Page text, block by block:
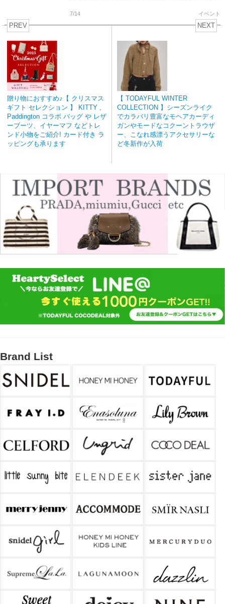
7/14 イベント
PREV
贈り物におすすめ♪【 クリスマス
ギフト セレクション 】 KITTY ,
Paddington コラボ バッグ や レザ
ーブーツ、イヤーマフ などトレ
ンド小物をご紹介! カード付き ラ
ッピングも承ります
NEXT
【 TODAYFUL WINTER
COLLECTION 】シーズンライク
でカラバリ豊富なモヘアカーディ
ガンやモードなコクーントラウザ
ー、こなれ感漂うアクセサリーな
ど冬新作が入荷
Brand List